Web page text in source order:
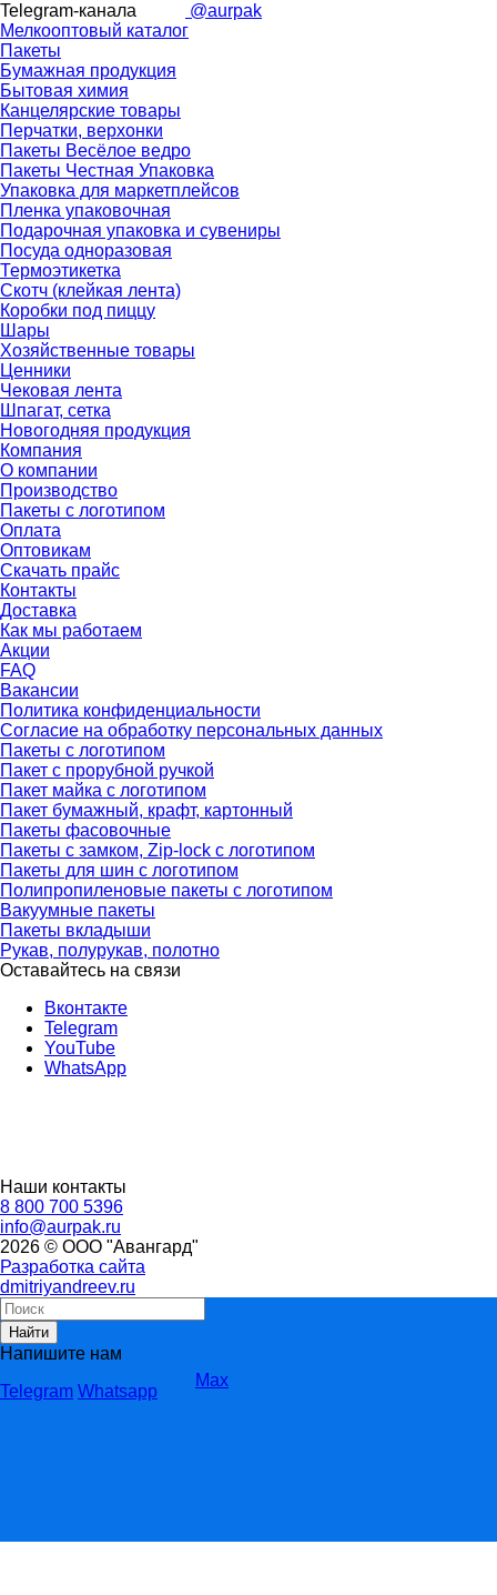
Telegram-канала
@aurpak
Мелкооптовый каталог
Пакеты
Бумажная продукция
Бытовая химия
Канцелярские товары
Перчатки, верхонки
Пакеты Весёлое ведро
Пакеты Честная Упаковка
Упаковка для маркетплейсов
Пленка упаковочная
Подарочная упаковка и сувениры
Посуда одноразовая
Термоэтикетка
Скотч (клейкая лента)
Коробки под пиццу
Шары
Хозяйственные товары
Ценники
Чековая лента
Шпагат, сетка
Новогодняя продукция
Компания
О компании
Производство
Пакеты с логотипом
Оплата
Оптовикам
Скачать прайс
Контакты
Доставка
Как мы работаем
Акции
FAQ
Вакансии
Политика конфиденциальности
Согласие на обработку персональных данных
Пакеты с логотипом
Пакет с прорубной ручкой
Пакет майка с логотипом
Пакет бумажный, крафт, картонный
Пакеты фасовочные
Пакеты с замком, Zip-lock с логотипом
Пакеты для шин с логотипом
Полипропиленовые пакеты с логотипом
Вакуумные пакеты
Пакеты вкладыши
Рукав, полурукав, полотно
Оставайтесь на связи
Вконтакте
Telegram
YouTube
WhatsApp
Наши контакты
8 800 700 5396
info@aurpak.ru
2026 © ООО "Авангард"
Разработка сайта
dmitriyandreev.ru
Найти
Напишите нам
Telegram Whatsapp
Max